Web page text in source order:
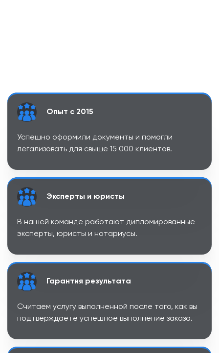
Опыт с 2015
Успешно оформили документы и помогли
легализовать для свыше 15 000 клиентов.
Эксперты и юристы
В нашей команде работают дипломированные
эксперты, юристы и нотариусы.
Гарантия результата
Считаем услугу выполненной после того, как вы
подтверждаете успешное выполнение заказа.